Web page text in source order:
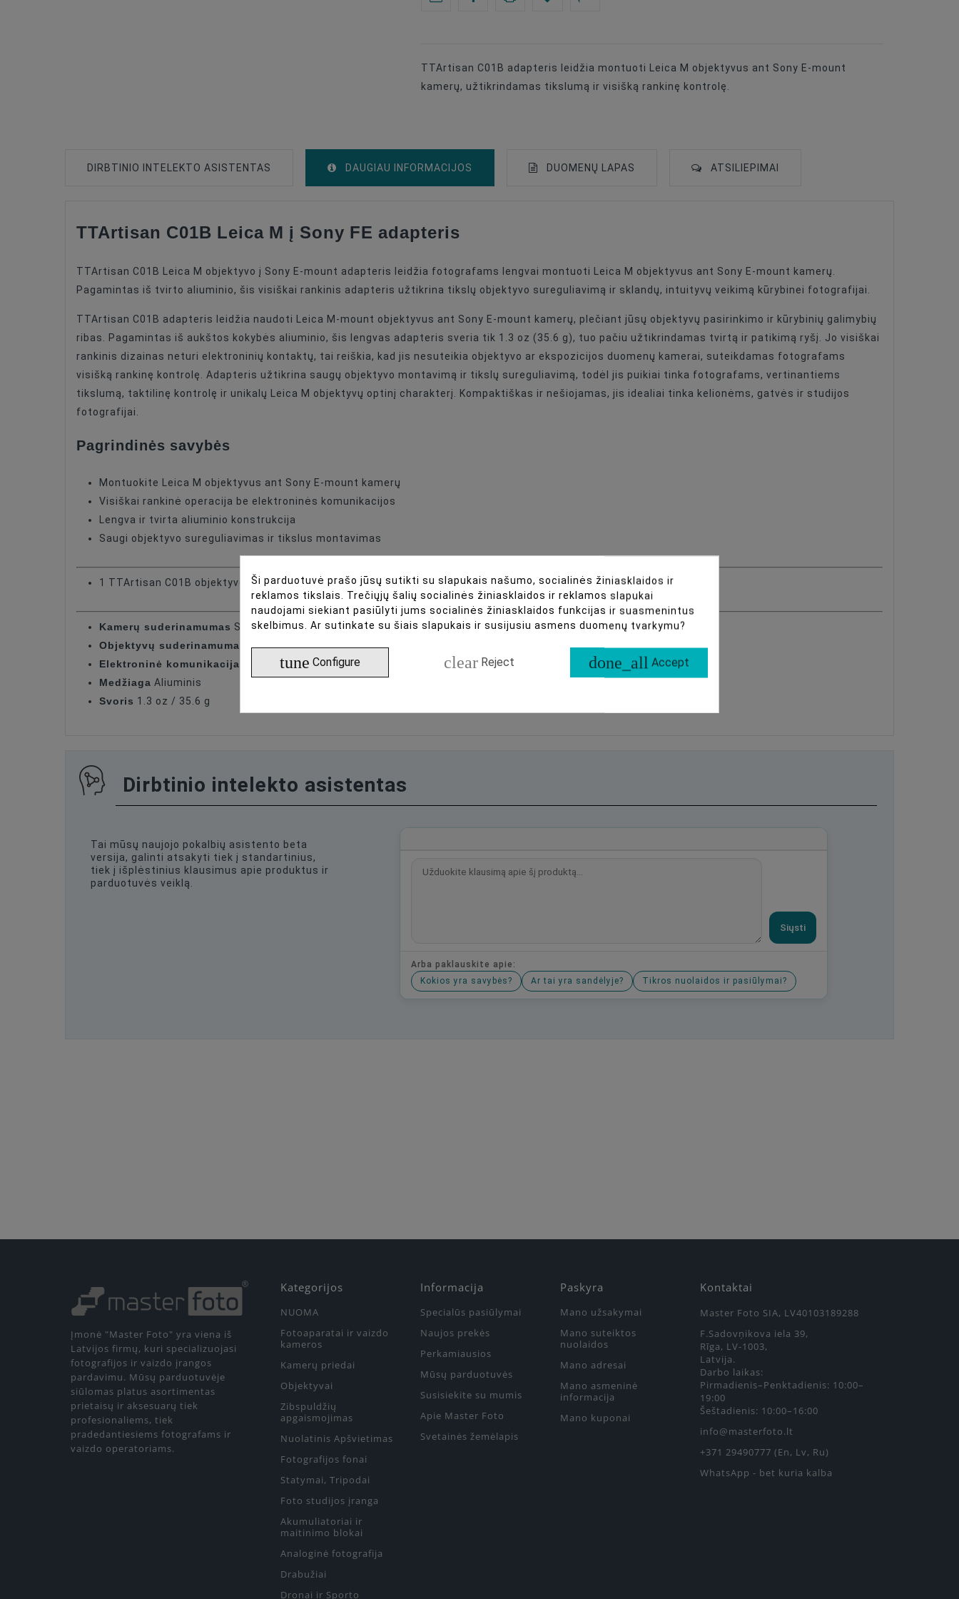
TTArtisan C01B adapteris leidžia montuoti Leica M objektyvus ant Sony E-mount
kamerų, užtikrindamas tikslumą ir visišką rankinę kontrolę.
DIRBTINIO INTELEKTO ASISTENTAS DAUGIAU INFORMACIJOS DUOMENŲ LAPAS ATSILIEPIMAI
Type Of Product Adapters For Lens
Adapter Is For Lenses Leica M
TTArtisan C01B Leica M į Sony FE adapteris
TTArtisan C01B Leica M objektyvo į Sony E-mount adapteris leidžia fotografams lengvai montuoti Leica M objektyvus ant Sony E-mount kamerų.
Pagamintas iš tvirto aliuminio, šis visiškai rankinis adapteris užtikrina tikslų objektyvo sureguliavimą ir sklandų, intuityvų veikimą kūrybinei fotografijai.
TTArtisan C01B adapteris leidžia naudoti Leica M-mount objektyvus ant Sony E-mount kamerų, plečiant jūsų objektyvų pasirinkimo ir kūrybinių galimybių
ribas. Pagamintas iš aukštos kokybės aliuminio, šis lengvas adapteris sveria tik 1.3 oz (35.6 g), tuo pačiu užtikrindamas tvirtą ir patikimą ryšį. Jo visiškai
rankinis dizainas neturi elektroninių kontaktų, tai reiškia, kad jis nesuteikia objektyvo ar ekspozicijos duomenų kamerai, suteikdamas fotografams
visišką rankinę kontrolę. Adapteris užtikrina saugų objektyvo montavimą ir tikslų sureguliavimą, todėl jis puikiai tinka fotografams, vertinantiems
tikslumą, taktilinę kontrolę ir unikalų Leica M objektyvų optinį charakterį. Kompaktiškas ir nešiojamas, jis idealiai tinka kelionėms, gatvės ir studijos
fotografijai.
Pagrindinės savybės
Montuokite Leica M objektyvus ant Sony E-mount kamerų
Visiškai rankinė operacija be elektroninės komunikacijos
Lengva ir tvirta aliuminio konstrukcija
Saugi objektyvo sureguliavimas ir tikslus montavimas
1 TTArtisan C01B objektyvo tvirtinimo adapteris
Kamerų suderinamumas Sony E Mount
Objektyvų suderinamumas Leica M Mount
Elektroninė komunikacija
Medžiaga Aliuminis
Svoris 1.3 oz / 35.6 g
Dirbtinio intelekto asistentas
Tai mūsų naujojo pokalbių asistento beta
versija, galinti atsakyti tiek į standartinius,
tiek į išplėstinius klausimus apie produktus ir
parduotuvės veiklą.
Siųsti
Arba paklauskite apie:
Kokios yra savybės?
Ar tai yra sandėlyje? Tikros nuolaidos ir pasiūlymai?
Įmonė "Master Foto" yra viena iš
Latvijos firmų, kuri specializuojasi
fotografijos ir vaizdo įrangos
pardavimu. Mūsų parduotuvėje
siūlomas platus asortimentas
prietaisų ir aksesuarų tiek
profesionaliems, tiek
pradedantiesiems fotografams ir
vaizdo operatoriams.
Kategorijos
NUOMA
Fotoaparatai ir vaizdo
kameros
Kamerų priedai
Objektyvai
Zibspuldžių
apgaismojimas
Nuolatinis Apšvietimas
Fotografijos fonai
Statymai, Tripodai
Foto studijos įranga
Akumuliatoriai ir
maitinimo blokai
Analoginė fotografija
Drabužiai
Dronai ir Sporto
Informacija
Specialūs pasiūlymai
Naujos prekės
Perkamiausios
Mūsų parduotuvės
Susisiekite su mumis
Apie Master Foto
Svetainės žemėlapis
Paskyra
Mano užsakymai
Mano suteiktos
nuolaidos
Mano adresai
Mano asmeninė
informacija
Mano kuponai
Kontaktai
Master Foto SIA, LV40103189288
F.Sadovņikova iela 39,
Rīga, LV-1003,
Latvija.
Darbo laikas:
Pirmadienis–Penktadienis: 10:00–
19:00
Šeštadienis: 10:00–16:00
info@masterfoto.lt
+371 29490777 (En, Lv, Ru)
WhatsApp - bet kuria kalba
Ši parduotuvė prašo jūsų sutikti su slapukais našumo, socialinės žiniasklaidos ir
reklamos tikslais. Trečiųjų šalių socialinės žiniasklaidos ir reklamos slapukai
naudojami siekiant pasiūlyti jums socialinės žiniasklaidos funkcijas ir suasmenintus
skelbimus. Ar sutinkate su šiais slapukais ir susijusiu asmens duomenų tvarkymu?
tune Configure clear Reject done_all Accept